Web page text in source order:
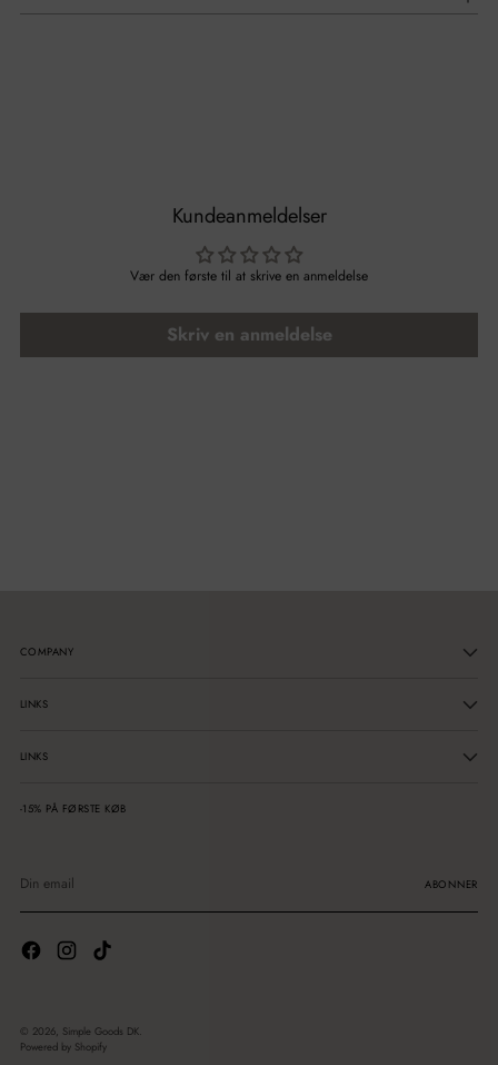
Kundeanmeldelser
Vær den første til at skrive en anmeldelse
Skriv en anmeldelse
COMPANY
LINKS
LINKS
-15% PÅ FØRSTE KØB
email
ABONNER
© 2026, Simple Goods DK.
Powered by Shopify